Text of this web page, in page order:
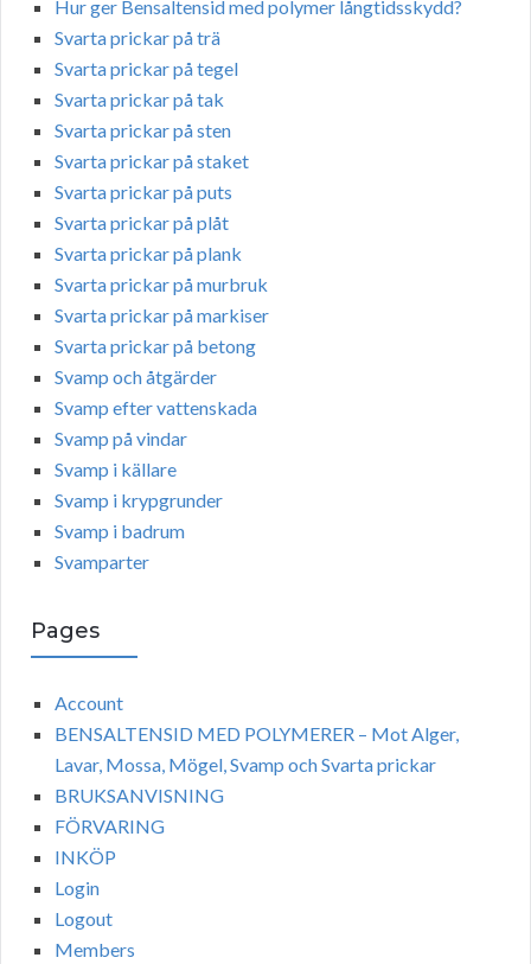
Hur ger Bensaltensid med polymer långtidsskydd?
Svarta prickar på trä
Svarta prickar på tegel
Svarta prickar på tak
Svarta prickar på sten
Svarta prickar på staket
Svarta prickar på puts
Svarta prickar på plåt
Svarta prickar på plank
Svarta prickar på murbruk
Svarta prickar på markiser
Svarta prickar på betong
Svamp och åtgärder
Svamp efter vattenskada
Svamp på vindar
Svamp i källare
Svamp i krypgrunder
Svamp i badrum
Svamparter
Pages
Account
BENSALTENSID MED POLYMERER – Mot Alger,
Lavar, Mossa, Mögel, Svamp och Svarta prickar
BRUKSANVISNING
FÖRVARING
INKÖP
Login
Logout
Members